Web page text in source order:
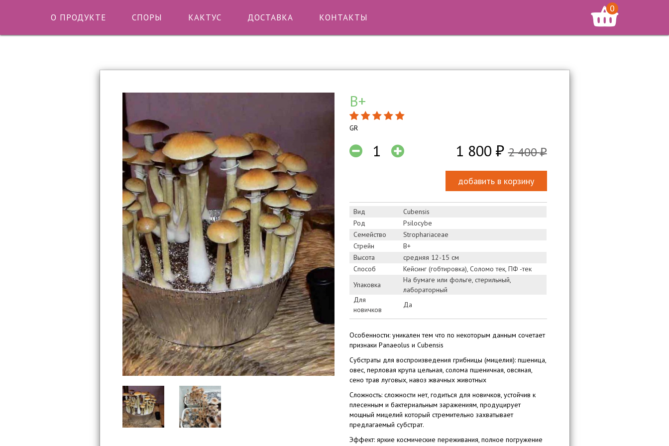
0
О ПРОДУКТЕ СПОРЫ КАКТУС ДОСТАВКА КОНТАКТЫ
B+
GR
1 800 ₽ 2 400₽
добавить в корзину
Вид
Сubensis
Род
Psilocybe
Семейство
Strophariaceae
Стрейн
B+
Высота
средняя 12-15 см
Способ
Кейсинг (гобтировка), Соломо тек, ПФ -тек
Упаковка
На бумаге или фольге, стерильный,
лабораторный
Для
новичков
Да
Особенности: уникален тем что по некоторым данным сочетает
признаки Panaeolus и Сubensis
Субстраты для воспроизведения грибницы (мицелия): пшеница,
овес, перловая крупа цельная, солома пшеничная, овсяная,
сено трав луговых, навоз жвачных животных
Сложность: сложности нет, годиться для новичков, устойчив к
плесенным и бактериальным заражениям, продуцирует
мощный мицелий который стремительно захватывает
предлагаемый субстрат.
Эффект: яркие космические переживания, полное погружение